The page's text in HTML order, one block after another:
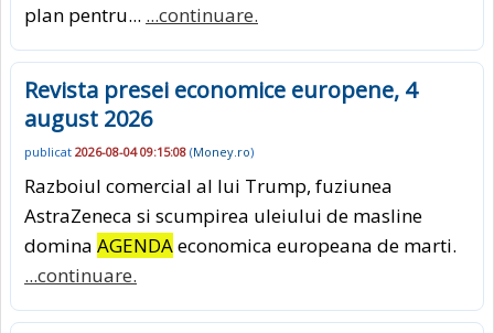
plan pentru... ...continuare.
Revista presei economice europene, 4
august 2026
publicat 2026-08-04 09:15:08 (Money.ro)
Razboiul comercial al lui Trump, fuziunea
AstraZeneca si scumpirea uleiului de masline
domina AGENDAeconomica europeana de marti.
...continuare.